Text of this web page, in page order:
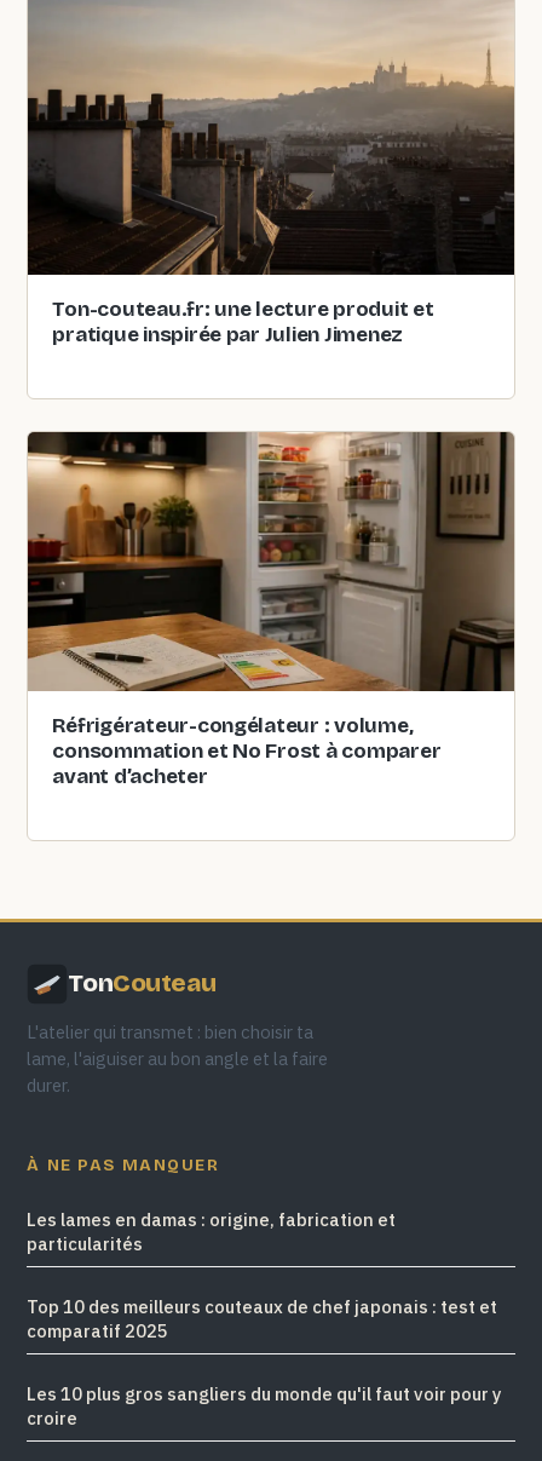
Ton-couteau.fr: une lecture produit et
pratique inspirée par Julien Jimenez
Réfrigérateur-congélateur : volume,
consommation et No Frost à comparer
avant d’acheter
TonCouteau
L'atelier qui transmet : bien choisir ta
lame, l'aiguiser au bon angle et la faire
durer.
À NE PAS MANQUER
Les lames en damas : origine, fabrication et
particularités
Top 10 des meilleurs couteaux de chef japonais : test et
comparatif 2025
Les 10 plus gros sangliers du monde qu'il faut voir pour y
croire